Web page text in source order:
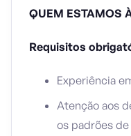
QUEM ESTAMOS
Requisitos
Experiência
Atenção aos
os padrões